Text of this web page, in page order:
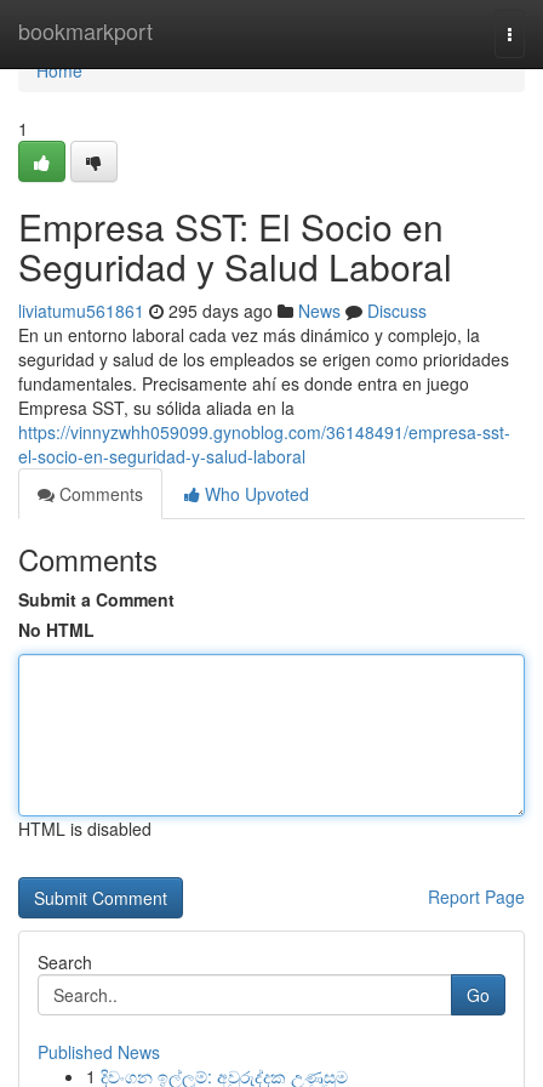
bookmarkport
Home
Home
1
Empresa SST: El Socio en
Seguridad y Salud Laboral
liviatumu561861 295 days ago News
Discuss
En un entorno laboral cada vez más dinámico y complejo, la
seguridad y salud de los empleados se erigen como prioridades
fundamentales. Precisamente ahí es donde entra en juego
Empresa SST, su sólida aliada en la
https://vinnyzwhh059099.gynoblog.com/36148491/empresa-sst-
el-socio-en-seguridad-y-salud-laboral
Comments
Who Upvoted
Comments
Submit a Comment
No HTML
HTML is disabled
Report Page
Search
Go
Published News
1 දිවංගන ඉල්ලුම්: අවුරුද්දක උණුසුම